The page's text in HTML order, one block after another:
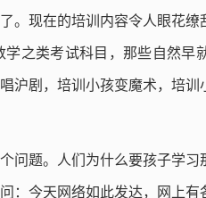
。现在的培训内容令人眼花缭
之类考试科目，那些自然早
沪剧，培训小孩变魔术，培
问题。人们为什么要孩子学
：今天网络如此发达，网上有